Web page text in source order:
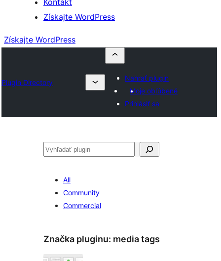
Kontakt
Získajte WordPress
Získajte WordPress
Plugin Directory
Nahrať plugin
Moje obľúbené
Prihlásiť sa
Hľadať
All
Community
Commercial
Značka pluginu: media tags